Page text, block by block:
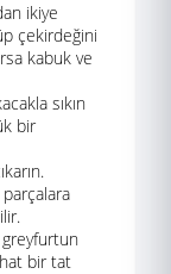
ikiye
çekirdeğini
kabuk ve
sıkın
bir
parçalara
greyfurtun
bir tat